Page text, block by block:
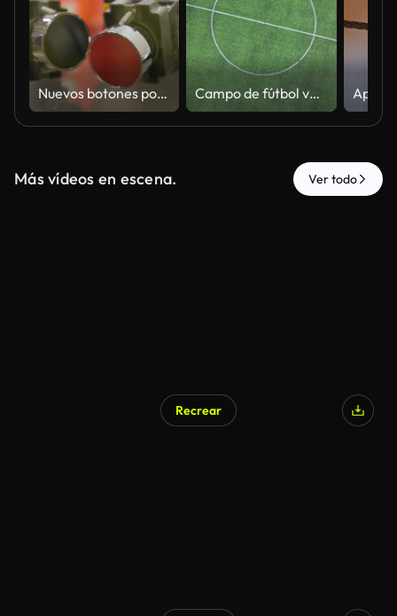
Nuevos botones potentes en diferentes colores para equipos industriales Campo de fútbol verde con líneas blancas y círculo central situado en un complejo deportivo durante el día
Más vídeos en escena. Ver todo
Recrear